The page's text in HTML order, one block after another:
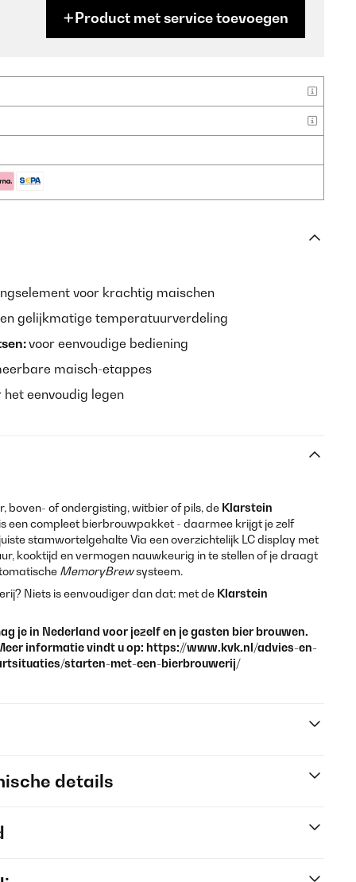
Product met service toevoegen
voor krachtig maischen
gelijkmatige temperatuurverdeling
voor eenvoudige bediening
maisch-etappes
het eenvoudig legen
boven- of ondergisting, witbier of pils, de Klarstein
een compleet bierbrouwpakket - daarmee krijgt je zelf
stamwortelgehalte Via een overzichtelijk LC display met
kooktijd en vermogen nauwkeurig in te stellen of je draagt
MemoryBrewsysteem.
Niets is eenvoudiger dan dat: met de Klarstein
je in Nederland voor jezelf en je gasten bier brouwen.
informatie vindt u op: https://www.kvk.nl/advies-en-
starten-met-een-bierbrouwerij/
details